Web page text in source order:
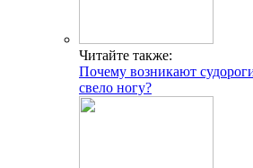
Читайте также:
Почему возникают
свело ногу?